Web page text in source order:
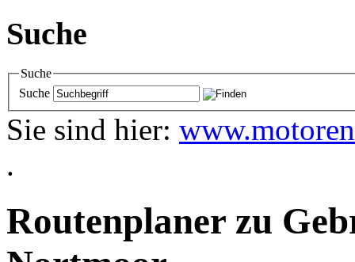
Suche
Suche
Suche
Sie sind hier:
.
Routenplaner zu